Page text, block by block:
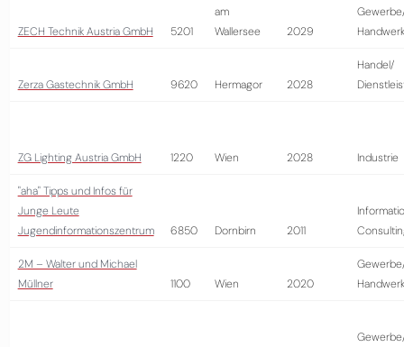
ZECH Technik Austria GmbH 5201
am
Wallersee
2029
Handwerk
Zerza Gastechnik GmbH 9620 Hermagor 2028
Handel/
ZG Lighting Austria GmbH 1220 Wien 2028 Industrie
"aha" Tipps und Infos für
Junge Leute
Jugendinformationszentrum
6850 Dornbirn 2011
2M – Walter und Michael
Müllner
1100 Wien 2020
Handwerk